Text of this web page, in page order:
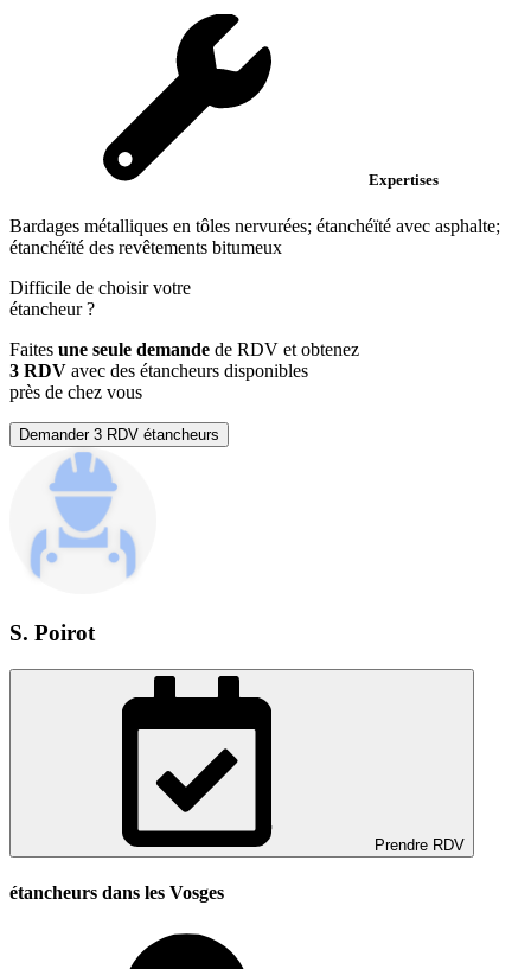
Expertises
Bardages métalliques en tôles nervurées; étanchéïté avec asphalte;
étanchéïté des revêtements bitumeux
Difficile de choisir votre
étancheur?
Faites une seule demande de RDV et obtenez
3 RDV avec des étancheurs disponibles
près de chez vous
Demander 3 RDV étancheurs
S. Poirot
Prendre RDV
étancheurs dans les Vosges